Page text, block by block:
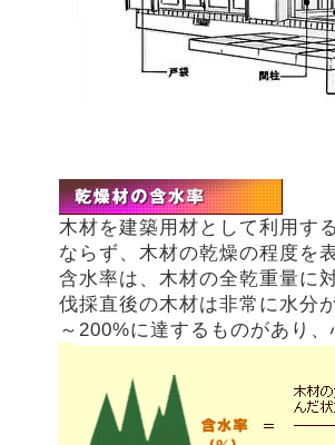
木材を建築用材として利用す
ならず、木材の乾燥の程度を
含水率は、木材の全乾重量に
伐採直後の木材は非常に水分
～200%に達するものがあり